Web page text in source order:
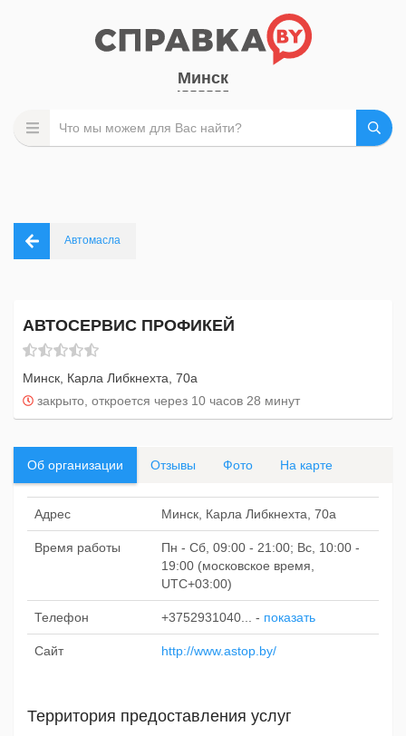
Минск
Автомасла
АВТОСЕРВИС ПРОФИКЕЙ
Минск, Карла Либкнехта, 70а
закрыто, откроется через 10 часов 28 минут
Об организации Отзывы Фото На карте
Адрес Минск, Карла Либкнехта, 70а
Время работы
Пн - Сб, 09:00 - 21:00; Вс, 10:00 -
19:00 (московское время,
UTC+03:00)
Телефон +3752931040... - показать
Сайт http://www.astop.by/
Территория предоставления услуг